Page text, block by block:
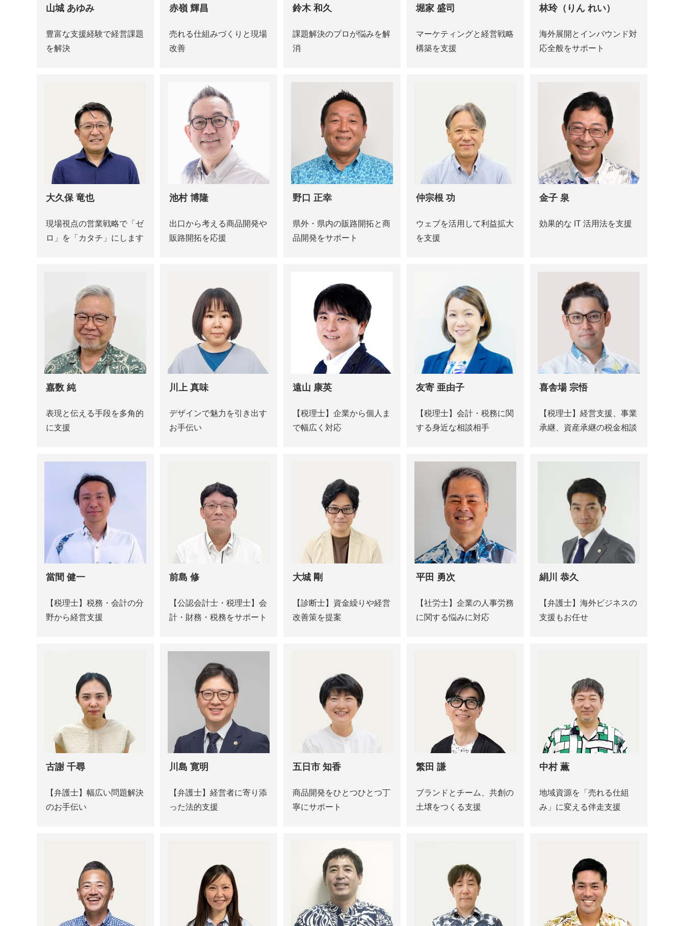
山城 あゆみ
豊富な支援経験で経営課題
を解決
赤嶺 輝昌
売れる仕組みづくりと現場
改善
鈴木 和久
課題解決のプロが悩みを解
消
堀家 盛司
マーケティングと経営戦略
構築を支援
林玲（りん れい）
海外展開とインバウンド対
応全般をサポート
大久保 竜也
現場視点の営業戦略で「ゼ
ロ」を「カタチ」にします
池村 博隆
出口から考える商品開発や
販路開拓を応援
野口 正幸
県外・県内の販路開拓と商
品開発をサポート
仲宗根 功
ウェブを活用して利益拡大
を支援
金子 泉
効果的な IT 活用法を支援
嘉数 純
表現と伝える手段を多角的
に支援
川上 真味
デザインで魅力を引き出す
お手伝い
遠山 康英
【税理士】企業から個人ま
で幅広く対応
友寄 亜由子
【税理士】会計・税務に関
する身近な相談相手
喜舎場 宗悟
【税理士】経営支援、事業
承継、資産承継の税金相談
當間 健一
【税理士】税務・会計の分
野から経営支援
前島 修
【公認会計士・税理士】会
計・財務・税務をサポート
大城 剛
【診断士】資金繰りや経営
改善策を提案
平田 勇次
【社労士】企業の人事労務
に関する悩みに対応
絹川 恭久
【弁護士】海外ビジネスの
支援もお任せ
古謝 千尋
【弁護士】幅広い問題解決
のお手伝い
川島 寛明
【弁護士】経営者に寄り添
った法的支援
五日市 知香
商品開発をひとつひとつ丁
寧にサポート
繁田 謙
ブランドとチーム、共創の
土壌をつくる支援
中村 薫
地域資源を「売れる仕組
み」に変える伴走支援